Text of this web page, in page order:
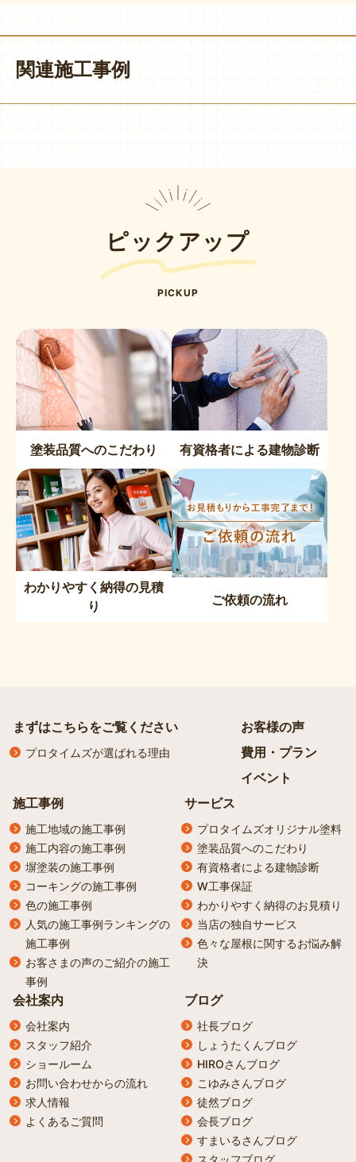
関連施工事例
ピックアップ
PICKUP
塗装品質へのこだわり 有資格者による建物診断
わかりやすく納得の見積
り
ご依頼の流れ
まずはこちらをご覧ください
プロタイムズが選ばれる理由
お客様の声
費用・プラン
イベント
施工事例
施工地域の施工事例
施工内容の施工事例
塀塗装の施工事例
コーキングの施工事例
色の施工事例
人気の施工事例ランキングの
施工事例
お客さまの声のご紹介の施工
事例
サービス
プロタイムズオリジナル塗料
塗装品質へのこだわり
有資格者による建物診断
W工事保証
わかりやすく納得のお見積り
当店の独自サービス
色々な屋根に関するお悩み解
決
会社案内
会社案内
スタッフ紹介
ショールーム
お問い合わせからの流れ
求人情報
よくあるご質問
ブログ
社長ブログ
しょうたくんブログ
HIROさんブログ
こゆみさんブログ
徒然ブログ
会長ブログ
すまいるさんブログ